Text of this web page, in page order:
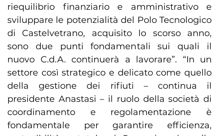
riequilibrio finanziario e amministrativo e
sviluppare le potenzialità del Polo Tecnologico
di Castelvetrano, acquisito lo scorso anno,
sono due punti fondamentali sui quali il
nuovo C.d.A. continuerà a lavorare”. “In un
settore così strategico e delicato come quello
della gestione dei rifiuti – continua il
presidente Anastasi – il ruolo della società di
coordinamento e regolamentazione è
fondamentale per garantire efficienza,